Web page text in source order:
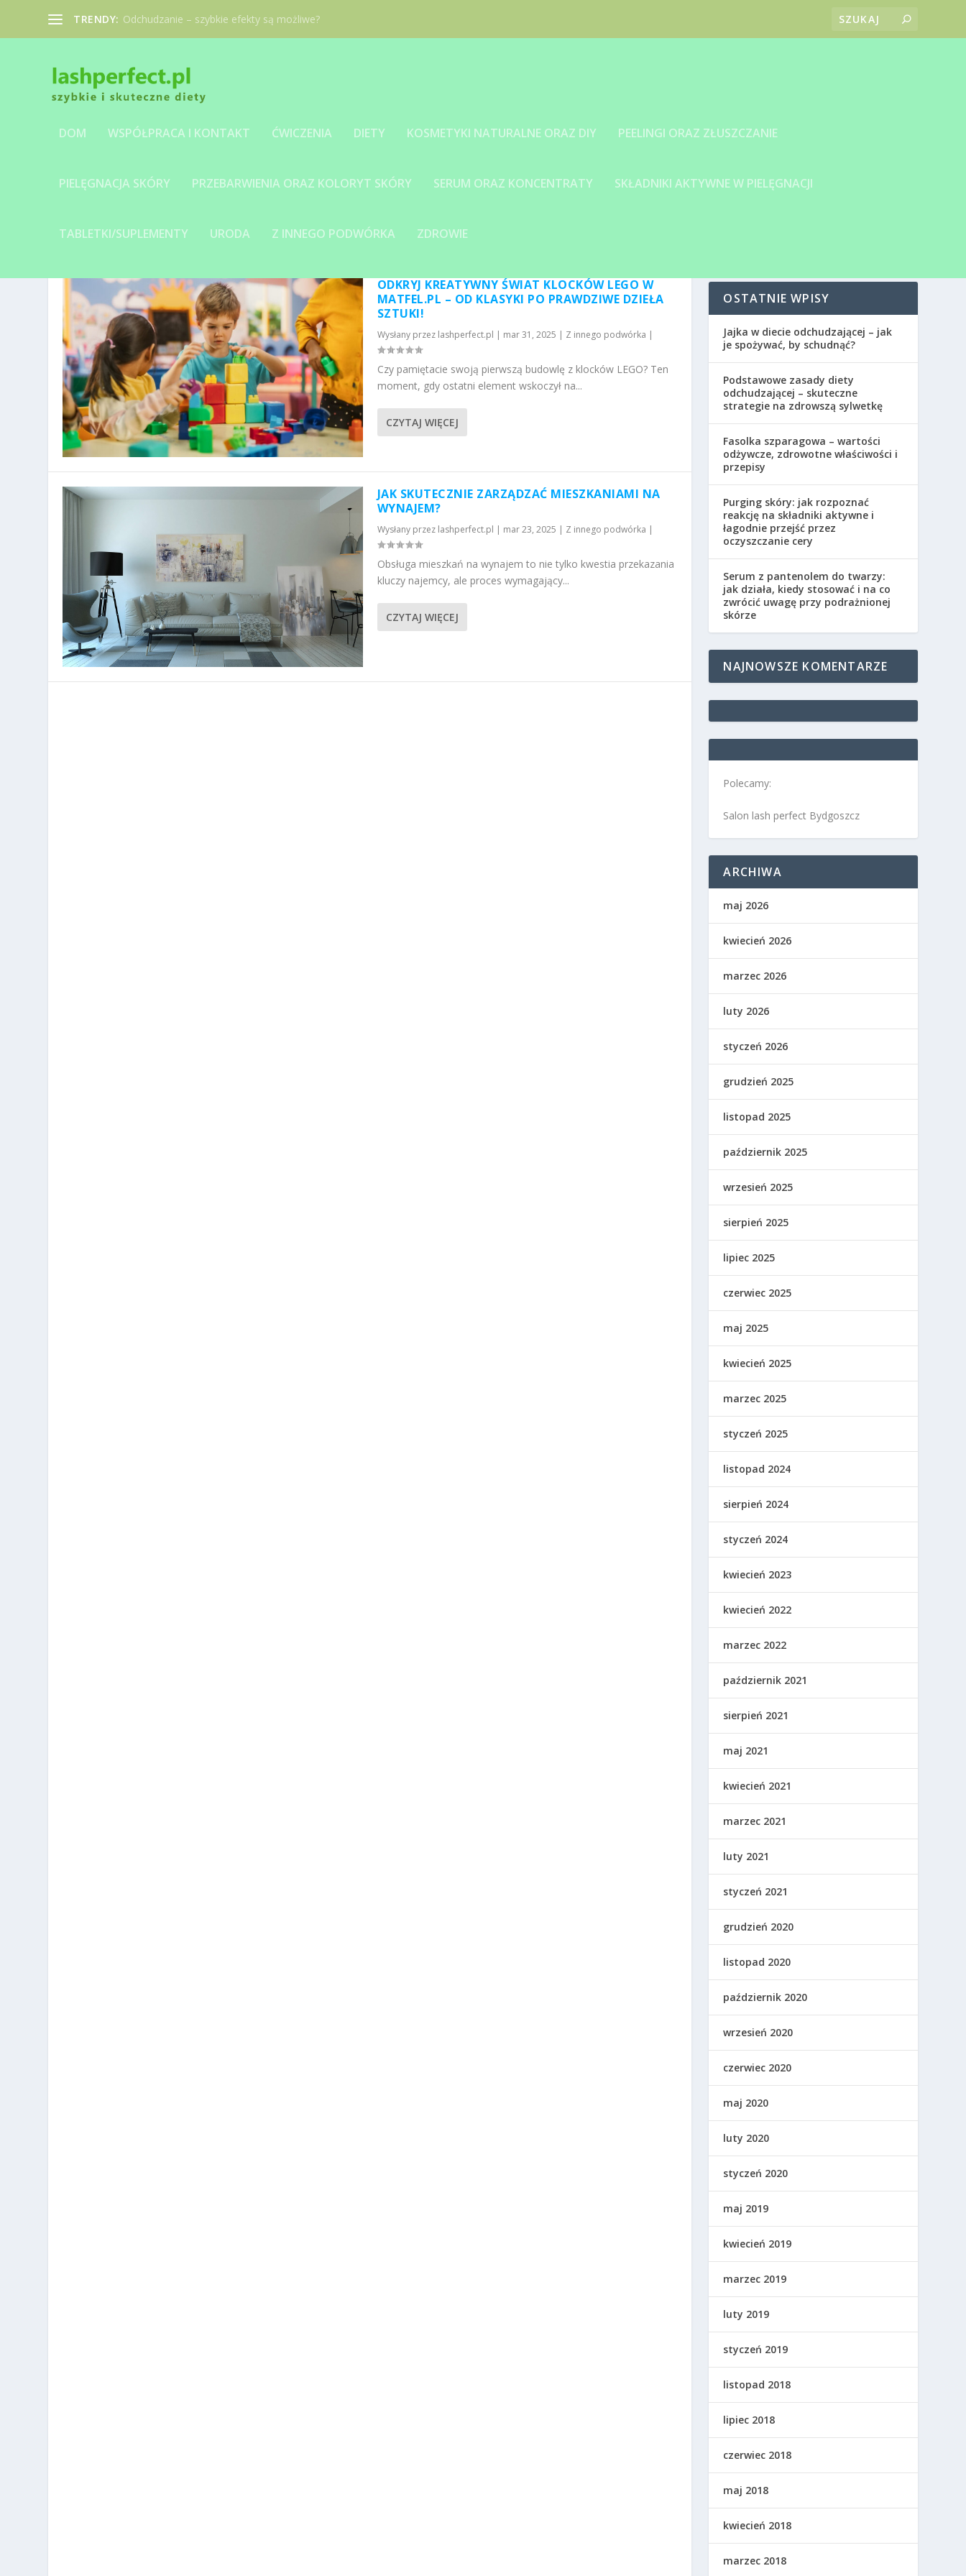
TRENDY: Odchudzanie – szybkie efekty są możliwe?
DOM WSPÓŁPRACA I KONTAKT ĆWICZENIA DIETY KOSMETYKI NATURALNE ORAZ DIY PEELINGI ORAZ ZŁUSZCZANIE
PIELĘGNACJA SKÓRY PRZEBARWIENIA ORAZ KOLORYT SKÓRY SERUM ORAZ KONCENTRATY SKŁADNIKI AKTYWNE W PIELĘGNACJI
TABLETKI/SUPLEMENTY URODA Z INNEGO PODWÓRKA ZDROWIE
MIESIĄC:MARZEC 2025
ODKRYJ KREATYWNY ŚWIAT KLOCKÓW LEGO W
MATFEL.PL – OD KLASYKI PO PRAWDZIWE DZIEŁA
SZTUKI!
Wysłany przez lashperfect.pl | mar 31, 2025 | Z innego podwórka |
Czy pamiętacie swoją pierwszą budowlę z klocków LEGO? Ten
moment, gdy ostatni element wskoczył na...
CZYTAJ WIĘCEJ
JAK SKUTECZNIE ZARZĄDZAĆ MIESZKANIAMI NA
WYNAJEM?
Wysłany przez lashperfect.pl mar 23, 2025 Z innego podwórka
Obsługa mieszkań na wynajem to nie tylko kwestia przekazania
kluczy najemcy, ale proces wymagający...
CZYTAJ WIĘCEJ
OSTATNIE WPISY
Jajka w diecie odchudzającej – jak
je spożywać, by schudnąć?
Podstawowe zasady diety
odchudzającej – skuteczne
strategie na zdrowszą sylwetkę
Fasolka szparagowa – wartości
odżywcze, zdrowotne właściwości i
przepisy
Purging skóry: jak rozpoznać
reakcję na składniki aktywne i
łagodnie przejść przez
oczyszczanie cery
Serum z pantenolem do twarzy:
jak działa, kiedy stosować i na co
zwrócić uwagę przy podrażnionej
skórze
NAJNOWSZE KOMENTARZE
Polecamy:
Salon lash perfect Bydgoszcz
ARCHIWA
maj 2026
kwiecień 2026
marzec 2026
luty 2026
styczeń 2026
grudzień 2025
listopad 2025
październik 2025
wrzesień 2025
sierpień 2025
lipiec 2025
czerwiec 2025
maj 2025
kwiecień 2025
marzec 2025
styczeń 2025
listopad 2024
sierpień 2024
styczeń 2024
kwiecień 2023
kwiecień 2022
marzec 2022
październik 2021
sierpień 2021
maj 2021
kwiecień 2021
marzec 2021
luty 2021
styczeń 2021
grudzień 2020
listopad 2020
październik 2020
wrzesień 2020
czerwiec 2020
maj 2020
luty 2020
styczeń 2020
maj 2019
kwiecień 2019
marzec 2019
luty 2019
styczeń 2019
listopad 2018
lipiec 2018
czerwiec 2018
maj 2018
kwiecień 2018
marzec 2018